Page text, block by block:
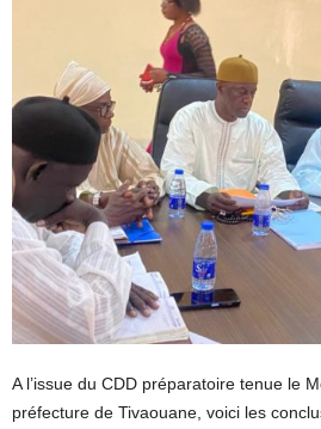
A l’issue du CDD préparatoire tenue le
préfecture de Tivaouane, voici les